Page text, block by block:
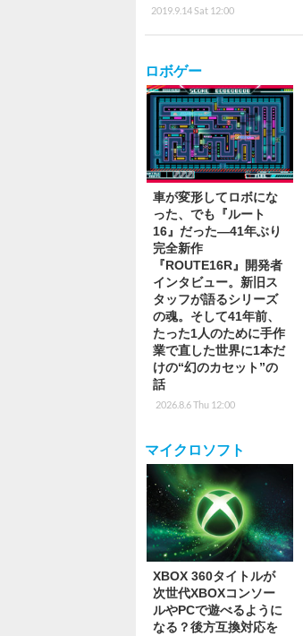
2019.9.14 Sat 12:00
ロボゲー
車が変形してロボにな
った、でも『ルート
16』だった―41年ぶり
完全新作
『ROUTE16R』開発者
インタビュー。新旧ス
タッフが語るシリーズ
の魂。そして41年前、
たった1人のために手作
業で直した世界に1本だ
けの“幻のカセット”の
話
2026.8.6 Thu 12:00
マイクロソフト
XBOX 360タイトルが
次世代XBOXコンソー
ルやPCで遊べるように
なる？後方互換対応を